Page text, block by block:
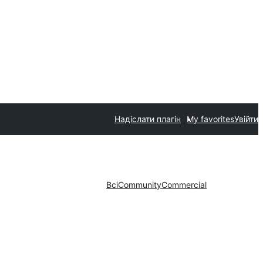
Надіслати плагін My favoritesУвійти
ВсіCommunityCommercial